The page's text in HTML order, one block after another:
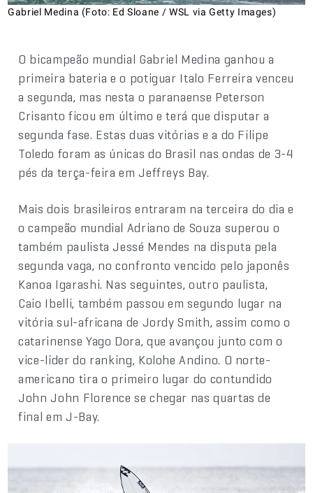
Gabriel Medina (Foto: Ed Sloane / WSL via Getty Images)
O bicampeão mundial Gabriel Medina ganhou a
primeira bateria e o potiguar Italo Ferreira venceu
a segunda, mas nesta o paranaense Peterson
Crisanto ficou em último e terá que disputar a
segunda fase. Estas duas vitórias e a do Filipe
Toledo foram as únicas do Brasil nas ondas de 3-4
pés da terça-feira em Jeffreys Bay.
Mais dois brasileiros entraram na terceira do dia e
o campeão mundial Adriano de Souza superou o
também paulista Jessé Mendes na disputa pela
segunda vaga, no confronto vencido pelo japonês
Kanoa Igarashi. Nas seguintes, outro paulista,
Caio Ibelli, também passou em segundo lugar na
vitória sul-africana de Jordy Smith, assim como o
catarinense Yago Dora, que avançou junto com o
vice-líder do ranking, Kolohe Andino. O norte-
americano tira o primeiro lugar do contundido
John John Florence se chegar nas quartas de
final em J-Bay.